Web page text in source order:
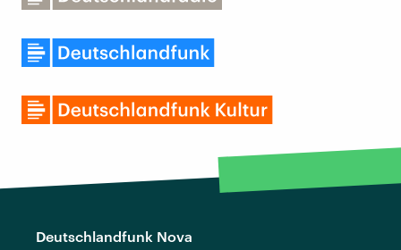
Deutschlandfunk Nova